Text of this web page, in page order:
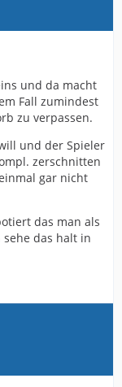
und da macht
Fall zumindest
zu verpassen.
und der Spieler
zerschnitten
gar nicht
das man als
das halt in